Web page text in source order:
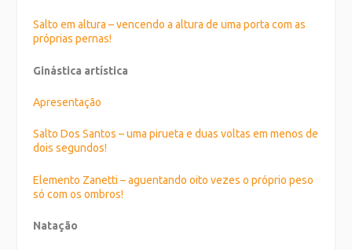
Salto em altura – vencendo a altura de uma porta com as
próprias pernas!
Ginástica artística
Apresentação
Salto Dos Santos – uma pirueta e duas voltas em menos de
dois segundos!
Elemento Zanetti – aguentando oito vezes o próprio peso
só com os ombros!
Natação